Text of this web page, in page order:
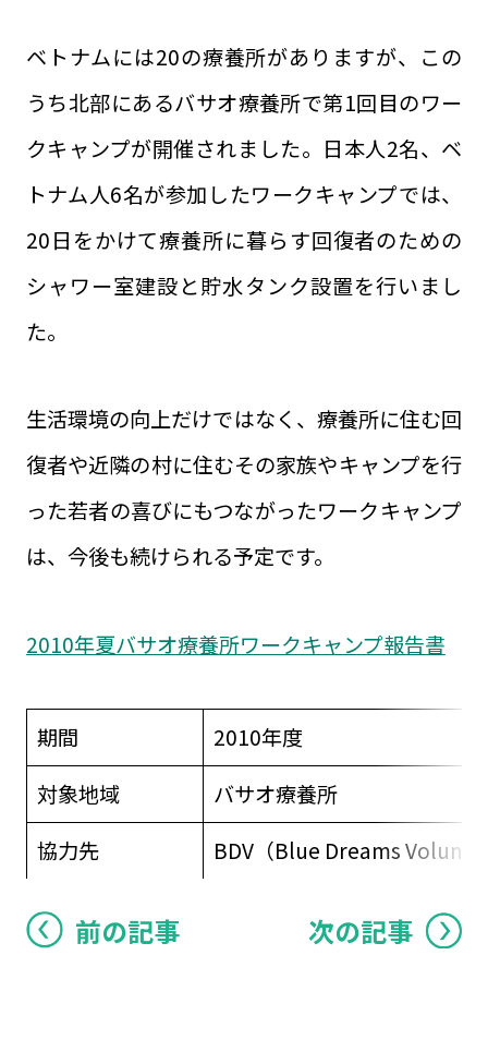
ベトナムには20の療養所がありますが、この
うち北部にあるバサオ療養所で第1回目のワー
クキャンプが開催されました。日本人2名、ベ
トナム人6名が参加したワークキャンプでは、
20日をかけて療養所に暮らす回復者のための
シャワー室建設と貯水タンク設置を行いまし
た。
生活環境の向上だけではなく、療養所に住む回
復者や近隣の村に住むその家族やキャンプを行
った若者の喜びにもつながったワークキャンプ
は、今後も続けられる予定です。
2010年夏バサオ療養所ワークキャンプ報告書
期間
2010年度
対象地域
バサオ療養所
協力先
BDV（Blue Dreams
前の記事 次の記事